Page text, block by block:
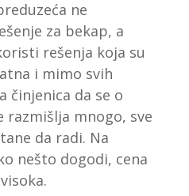
ne
za bekap, a
rešenja koja su
i mimo svih
činjenica da se o
razmišlja mnogo, sve
da radi. Na
nešto dogodi, cena